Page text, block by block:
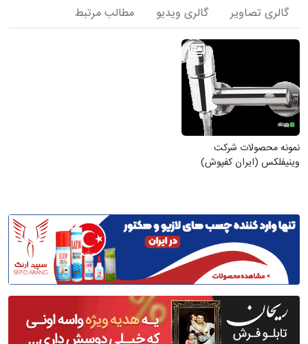
گالری تصاویر گالری ویدیو مطالب مرتبط
نمونه محصولات شرکت
وینیفلکس (ایران کفپوش)